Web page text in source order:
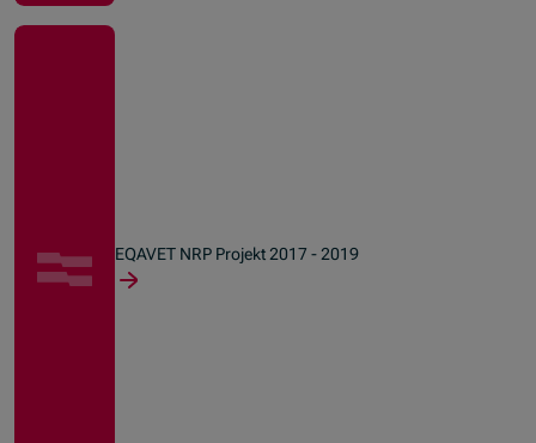
EQAVET NRP Projekt 2017 - 2019